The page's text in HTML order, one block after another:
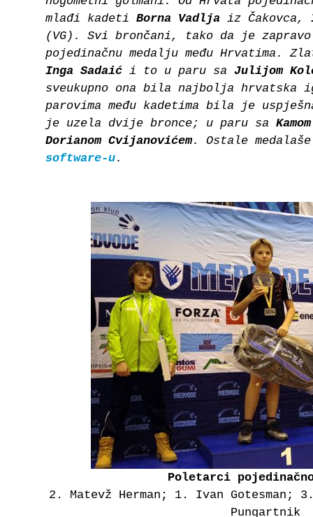
mlađi kadeti Borna Vadlja iz Čakovca,
(VG). Svi brončani, tako da je
pojedinačnu medalju među Hrvatima.
Inga Sadaić i to u paru sa Julijom
sveukupno ona bila najbolja hrvatska
parovima među kadetima bila je
je uzela dvije bronce; u paru sa
Dorianom Cvijanovićem. Ostale
software-u.
Poletarci
2. Matevž Herman; 1. Ivan Gotesman;
Pungartnik